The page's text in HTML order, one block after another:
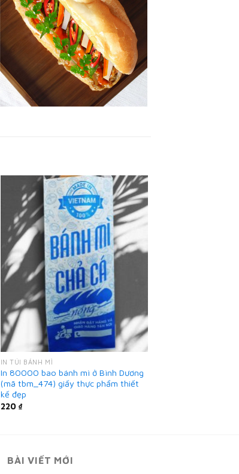
IN TÚI BÁNH MÌ
In 80000 bao bánh mì ở Bình Dương
(mã tbm_474) giấy thực phẩm thiết
kế đẹp
220 ₫
BÀI VIẾT MỚI